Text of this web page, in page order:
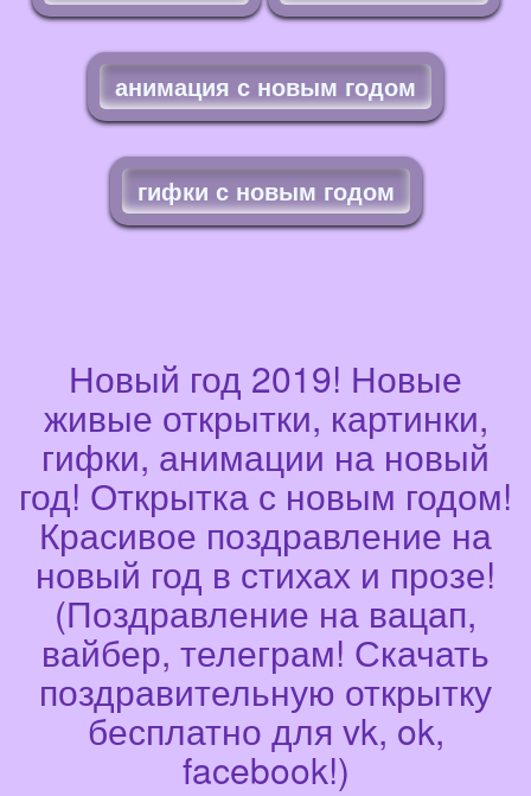
анимация с новым годом
гифки с новым годом
Новый год 2019! Новые
живые открытки, картинки,
гифки, анимации на новый
год! Открытка с новым годом!
Красивое поздравление на
новый год в стихах и прозе!
(Поздравление на вацап,
вайбер, телеграм! Скачать
поздравительную открытку
бесплатно для vk, ok,
facebook!)